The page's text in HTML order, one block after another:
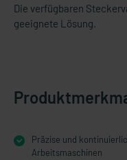
Die verfügbaren
geeignete Lösung.
Präzise und
Arbeitsmaschinen